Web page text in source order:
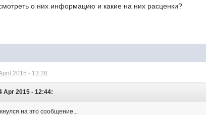
о них информацию и какие на них расценки?
2015 - 13:28
Apr 2015 - 12:44:
на это сообщение...